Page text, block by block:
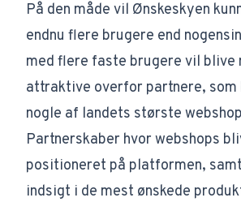
På den måde vil Ønskeskyen
endnu flere brugere end
med flere faste brugere vil blive
attraktive overfor partnere, som
nogle af landets største
Partnerskaber hvor webshops
positioneret på platformen,
indsigt i de mest ønskede